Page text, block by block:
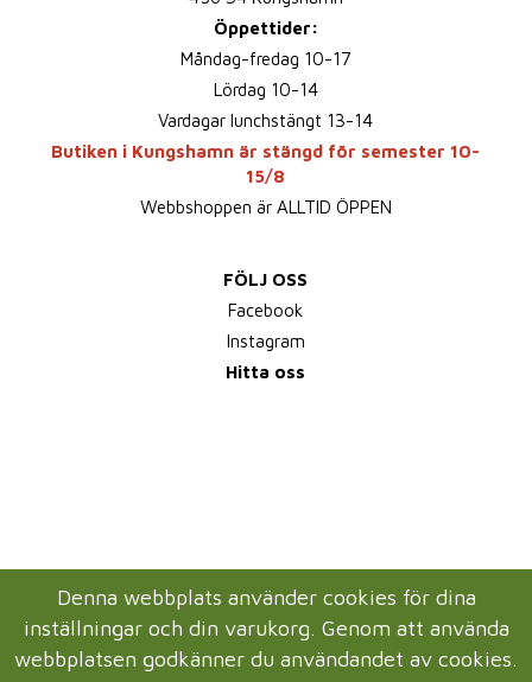
Öppettider:
Måndag-fredag 10-17
Lördag 10-14
Vardagar lunchstängt 13-14
Butiken i Kungshamn är stängd för semester 10-
15/8
Webbshoppen är ALLTID ÖPPEN
FÖLJ OSS
Facebook
Instagram
Hitta oss
Denna webbplats använder cookies för dina
inställningar och din varukorg. Genom att använda
webbplatsen godkänner du användandet av cookies.